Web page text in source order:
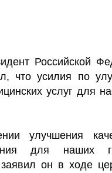
Российской
что усилия по
услуг для
улучшения
для наших
он в ходе